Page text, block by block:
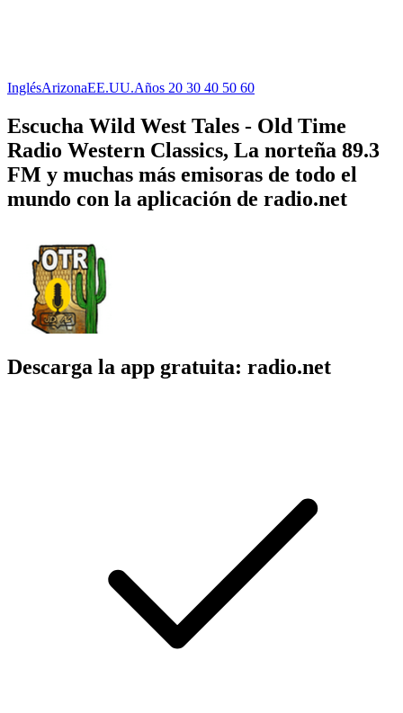
InglésArizonaEE.UU.Años 20 30 40 50 60
Escucha Wild West Tales - Old Time
Radio Western Classics, La norteña 89.3
FM y muchas más emisoras de todo el
mundo con la aplicación de radio.net
Descarga la app gratuita: radio.net